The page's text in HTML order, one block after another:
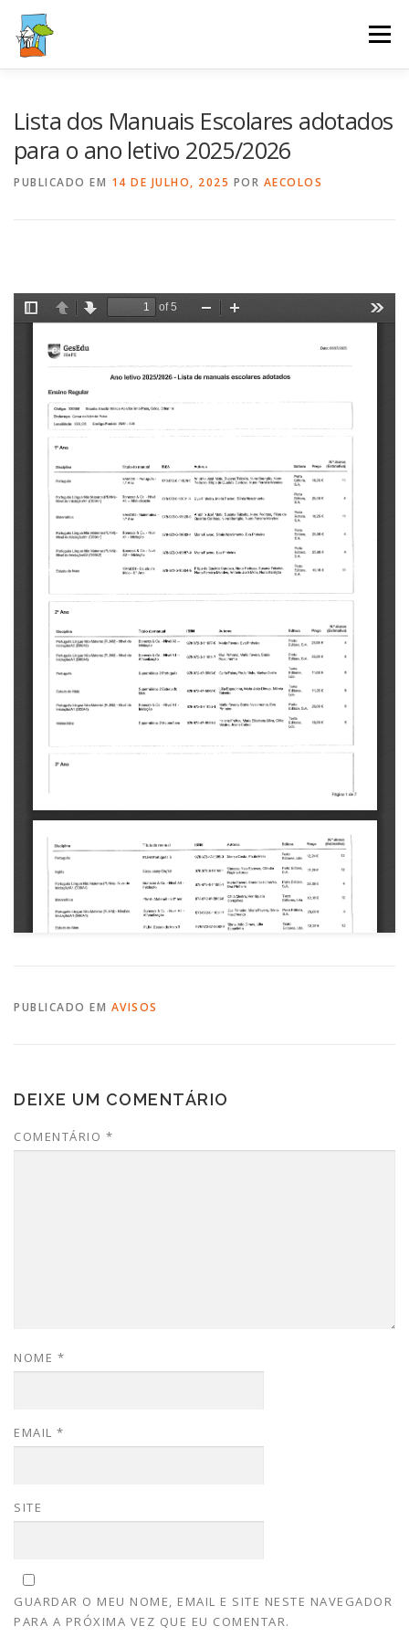
para
conteúdo
Menu
Lista dos Manuais Escolares adotados
para o ano letivo 2025/2026
PUBLICADO EM 14 DE JULHO, 2025 POR AECOLOS
PUBLICADO EM AVISOS
DEIXE UM COMENTÁRIO
COMENTÁRIO *
NOME *
EMAIL *
SITE
GUARDAR O MEU NOME, EMAIL E SITE NESTE NAVEGADOR
PARA A PRÓXIMA VEZ QUE EU COMENTAR.